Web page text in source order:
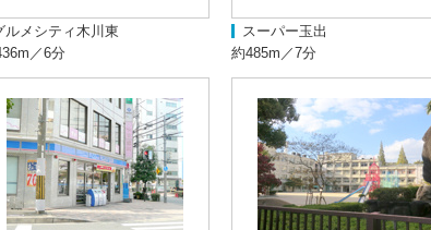
ルメシティ木川東
／6分
スーパー玉出
約485m／7分